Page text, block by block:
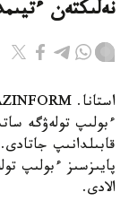
نەلىكتەن
ءبولىپ تولەۋگە
قابىلدانىپ
پايىزسىز ءبولىپ
الادى.